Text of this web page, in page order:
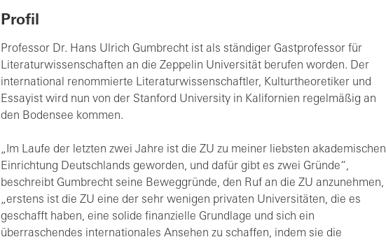
Profil
Professor Dr. Hans Ulrich Gumbrecht ist als ständiger Gastprofessor für
Literaturwissenschaften an die Zeppelin Universität berufen worden. Der
international renommierte Literaturwissenschaftler, Kulturtheoretiker und
Essayist wird nun von der Stanford University in Kalifornien regelmäßig an
den Bodensee kommen.
„Im Laufe der letzten zwei Jahre ist die ZU zu meiner liebsten akademischen
Einrichtung Deutschlands geworden, und dafür gibt es zwei Gründe“,
beschreibt Gumbrecht seine Beweggründe, den Ruf an die ZU anzunehmen,
„erstens ist die ZU eine der sehr wenigen privaten Universitäten, die es
geschafft haben, eine solide finanzielle Grundlage und sich ein
überraschendes internationales Ansehen zu schaffen, indem sie die